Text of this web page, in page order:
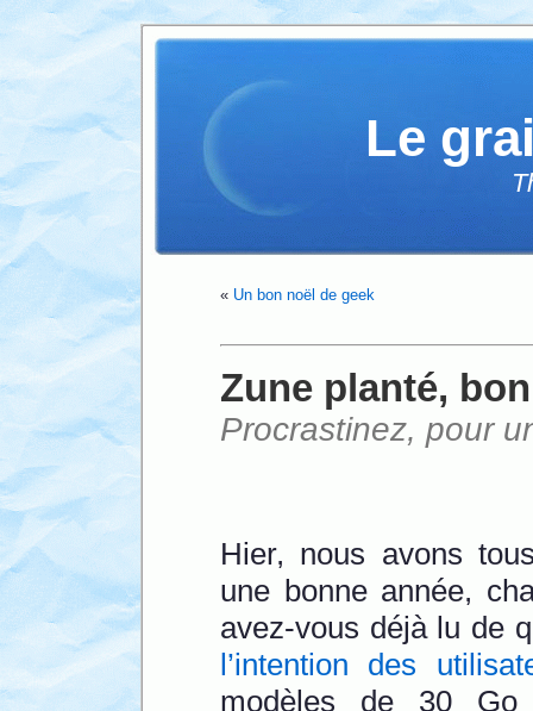
Le
« Un bon noël de geek
Zune planté,
Procrastinez, pour
Hier, nous avons
une bonne année,
avez-vous déjà lu de
l’intention des
modèles de 30